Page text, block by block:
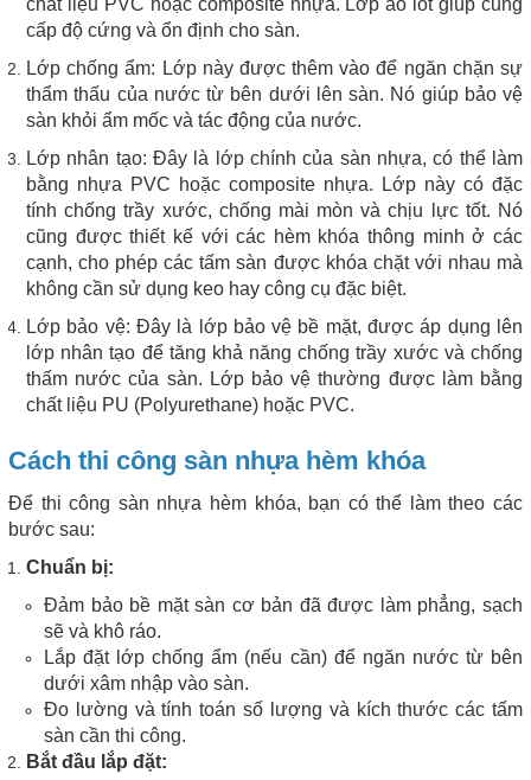
chất liệu PVC hoặc composite nhựa. Lớp áo lót giúp cung
cấp độ cứng và ổn định cho sàn.
Lớp chống ẩm: Lớp này được thêm vào để ngăn chặn sự
thẩm thấu của nước từ bên dưới lên sàn. Nó giúp bảo vệ
sàn khỏi ẩm mốc và tác động của nước.
Lớp nhân tạo: Đây là lớp chính của sàn nhựa, có thể làm
bằng nhựa PVC hoặc composite nhựa. Lớp này có đặc
tính chống trầy xước, chống mài mòn và chịu lực tốt. Nó
cũng được thiết kế với các hèm khóa thông minh ở các
cạnh, cho phép các tấm sàn được khóa chặt với nhau mà
không cần sử dụng keo hay công cụ đặc biệt.
Lớp bảo vệ: Đây là lớp bảo vệ bề mặt, được áp dụng lên
lớp nhân tạo để tăng khả năng chống trầy xước và chống
thấm nước của sàn. Lớp bảo vệ thường được làm bằng
chất liệu PU (Polyurethane) hoặc PVC.
Cách thi công sàn nhựa hèm khóa
Để thi công sàn nhựa hèm khóa, bạn có thể làm theo các
bước sau:
Chuẩn bị:
Đảm bảo bề mặt sàn cơ bản đã được làm phẳng, sạch
sẽ và khô ráo.
Lắp đặt lớp chống ẩm (nếu cần) để ngăn nước từ bên
dưới xâm nhập vào sàn.
Đo lường và tính toán số lượng và kích thước các tấm
sàn cần thi công.
Bắt đầu lắp đặt: